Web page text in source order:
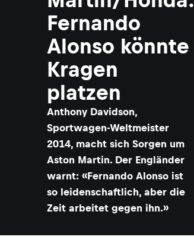
Fernando
Alonso könnte
Kragen
platzen
Anthony Davidson,
Sportwagen-Weltmeister
2014, macht sich Sorgen um
Aston Martin. Der Engländer
warnt: «Fernando Alonso ist
so leidenschaftlich, aber die
Zeit arbeitet gegen ihn.»